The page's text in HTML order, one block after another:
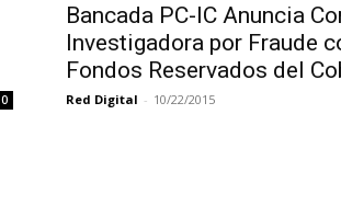
0
Bancada PC-IC Anuncia
Investigadora por Fraude
Fondos Reservados del
Red Digital - 10/22/2015